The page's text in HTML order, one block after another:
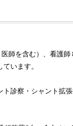
師を含む）、看護
います。
診察・シャント拡